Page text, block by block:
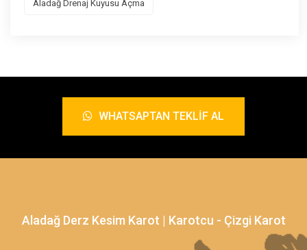
Aladağ Drenaj Kuyusu Açma
WHATSAPTAN TEKLIF AL
Aladağ Derz Kesim Karot | Karotcu - Çizgi Karot